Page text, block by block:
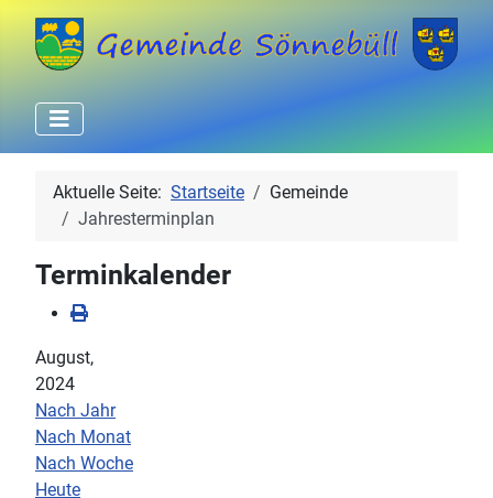
Aktuelle Seite: Startseite
Gemeinde
Jahresterminplan
Terminkalender
August,
2024
Nach Jahr
Nach Monat
Nach Woche
Heute